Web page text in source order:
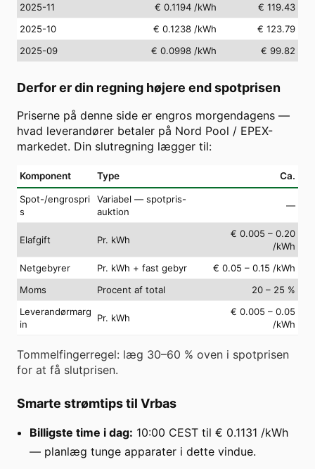
2025-11
€ 0.1194 /kWh
€ 119.43
2025-10
€ 0.1238 /kWh
€ 123.79
2025-09
€ 0.0998 /kWh € 99.82
Derfor er din regning højere end spotprisen
Priserne på denne side er engros morgendagens —
hvad leverandører betaler på Nord Pool / EPEX-
markedet. Din slutregning lægger til:
Komponent Type Ca.
Spot-/engrospri
s
Variabel — spotpris-
auktion
—
Elafgift Pr. kWh
€ 0.005 – 0.20
/kWh
Netgebyrer
Pr. kWh + fast gebyr
€ 0.05 – 0.15 /kWh
Moms
Procent af total
20 – 25 %
Leverandørmarg
in
Pr. kWh
€ 0.005 – 0.05
/kWh
Tommelfingerregel: læg 30–60 % oven i spotprisen
for at få slutprisen.
Smarte strømtips til Vrbas
Billigste time i dag: 10:00 CEST til € 0.1131 /kWh
— planlæg tunge apparater i dette vindue.